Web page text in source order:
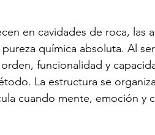
en cavidades de roca, las
química absoluta. Al
funcionalidad y
La estructura se
cuando mente, emoción y